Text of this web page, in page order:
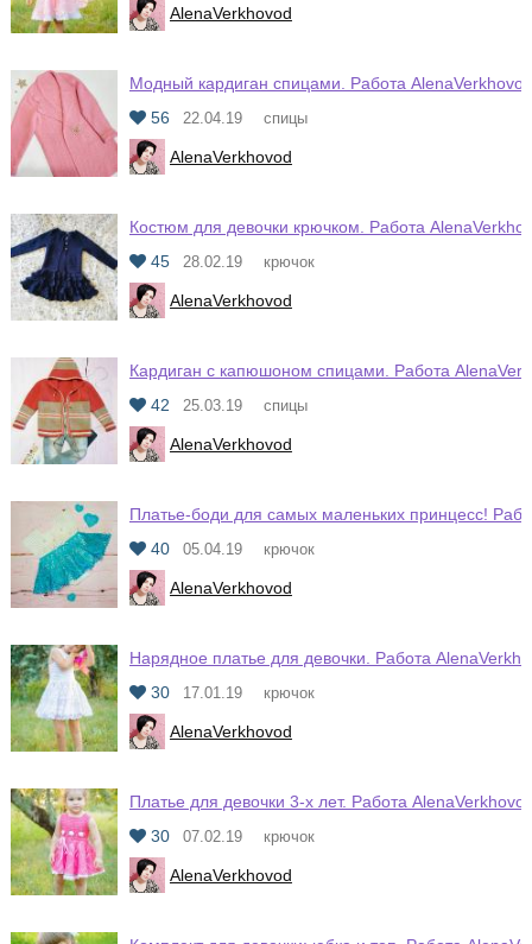
AlenaVerkhovod
Модный кардиган спицами. Работа AlenaVerkhovod
56
22.04.19 спицы
AlenaVerkhovod
Костюм для девочки крючком. Работа
45
28.02.19 крючок
AlenaVerkhovod
Кардиган с капюшоном спицами. Работа
42
25.03.19 спицы
AlenaVerkhovod
Платье-боди для самых маленьких принцесс!
40
05.04.19 крючок
AlenaVerkhovod
Нарядное платье для девочки. Работа
30
17.01.19 крючок
AlenaVerkhovod
Платье для девочки 3-х лет. Работа
30
07.02.19 крючок
AlenaVerkhovod